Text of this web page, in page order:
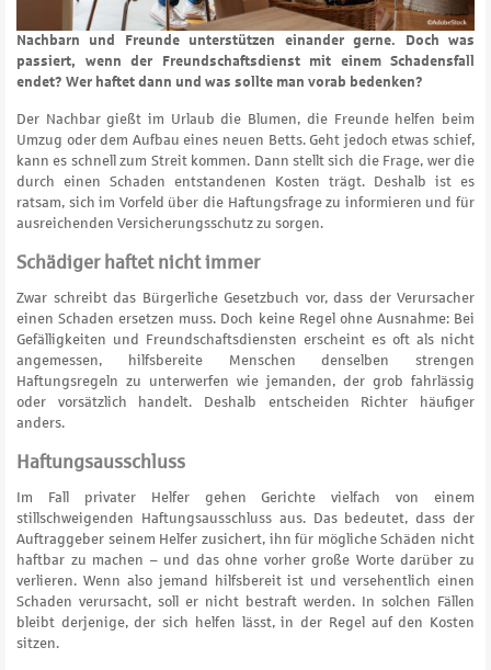
Nachbarn und Freunde unterstützen einander gerne. Doch was
passiert, wenn der Freundschaftsdienst mit einem Schadensfall
endet? Wer haftet dann und was sollte man vorab bedenken?
Der Nachbar gießt im Urlaub die Blumen, die Freunde helfen beim
Umzug oder dem Aufbau eines neuen Betts. Geht jedoch etwas schief,
kann es schnell zum Streit kommen. Dann stellt sich die Frage, wer die
durch einen Schaden entstandenen Kosten trägt. Deshalb ist es
ratsam, sich im Vorfeld über die Haftungsfrage zu informieren und für
ausreichenden Versicherungsschutz zu sorgen.
Schädiger haftet nicht immer
Zwar schreibt das Bürgerliche Gesetzbuch vor, dass der Verursacher
einen Schaden ersetzen muss. Doch keine Regel ohne Ausnahme: Bei
Gefälligkeiten und Freundschaftsdiensten erscheint es oft als nicht
angemessen, hilfsbereite Menschen denselben strengen
Haftungsregeln zu unterwerfen wie jemanden, der grob fahrlässig
oder vorsätzlich handelt. Deshalb entscheiden Richter häufiger
anders.
Haftungsausschluss
Im Fall privater Helfer gehen Gerichte vielfach von einem
stillschweigenden Haftungsausschluss aus. Das bedeutet, dass der
Auftraggeber seinem Helfer zusichert, ihn für mögliche Schäden nicht
haftbar zu machen – und das ohne vorher große Worte darüber zu
verlieren. Wenn also jemand hilfsbereit ist und versehentlich einen
Schaden verursacht, soll er nicht bestraft werden. In solchen Fällen
bleibt derjenige, der sich helfen lässt, in der Regel auf den Kosten
sitzen.